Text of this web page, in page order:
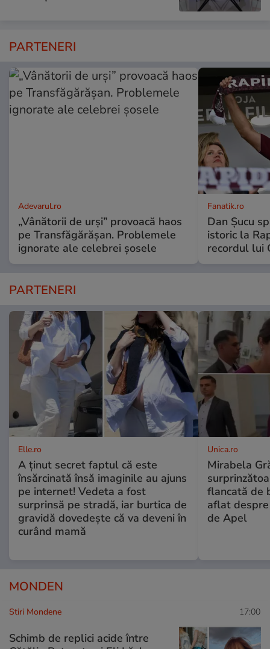
PARTENERI
Adevarul.ro
„Vânătorii de urși” provoacă haos
pe Transfăgărășan. Problemele
ignorate ale celebrei șosele
Fanatik.ro
Dan Șucu
istoric la
recordul lui
PARTENERI
Elle.ro
A ținut secret faptul că este
însărcinată însă imaginile au ajuns
pe internet! Vedeta a fost
surprinsă pe stradă, iar burtica de
gravidă dovedește că va deveni în
curând mamă
Unica.ro
Mirabela
flancată de
aflat
de Apel
MONDEN
Stiri Mondene 17:00
Schimb de replici acide între